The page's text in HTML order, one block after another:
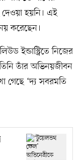
হয়নি। এই
করেছেন।
ইন্ডাস্ট্রিতে নিজের
তাঁর অভিনয়জীবন
গেছে ‘দ্য সবরমতি